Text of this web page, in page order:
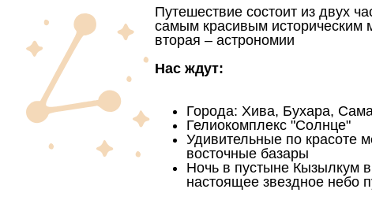
Путешествие состоит из двух
самым красивым историческим
вторая – астрономии
Нас ждут:
Города: Хива, Бухара,
Гелиокомплекс "Солнце"
Удивительные по красоте
восточные базары
Ночь в пустыне Кызылкум
настоящее звездное небо